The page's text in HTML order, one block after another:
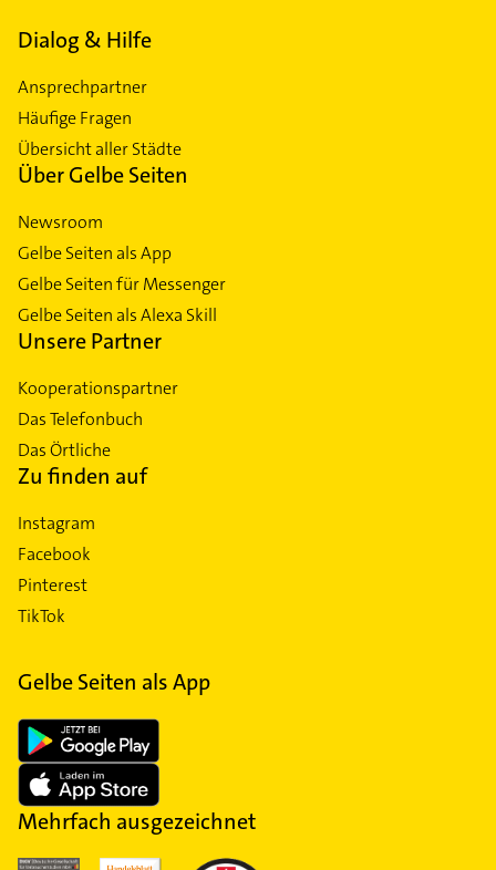
Dialog & Hilfe
Ansprechpartner
Häufige Fragen
Übersicht aller Städte
Über Gelbe Seiten
Newsroom
Gelbe Seiten als App
Gelbe Seiten für Messenger
Gelbe Seiten als Alexa Skill
Unsere Partner
Kooperationspartner
Das Telefonbuch
Das Örtliche
Zu finden auf
Instagram
Facebook
Pinterest
TikTok
Gelbe Seiten als App
Mehrfach ausgezeichnet